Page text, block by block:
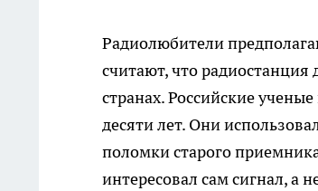
Радиолюбители
считают, что
странах. Российские
десяти лет. Они
поломки старого
интересовал сам сигнал, а